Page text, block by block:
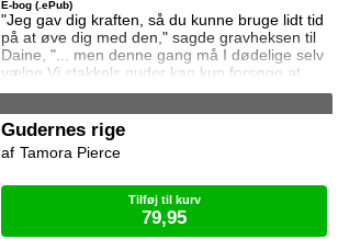
"Jeg gav dig kraften, så du kunne bruge lidt tid
på at øve dig med den," sagde gravheksen til
Daine, "... men denne gang må I dødelige selv
vælge.Vi stakkels guder kan kun forsøge at
rette op på det hele bagefter!" Alanna, Numair
delegation, sendt til Carthak for at forhandle
om fred med kejser Ozorne. Men gudernes
vrede over den magtsyge kejser er stor - så
E-bog (.ePub)
Gudernes rige
Tamora Pierce
Tilføj til kurv
79,95